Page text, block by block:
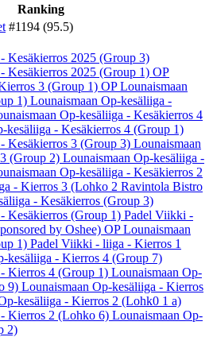
Ranking
#1194 (95.5)
Kesäkierros 2025 (Group 3)
Kesäkierros 2025 (Group 1) OP
3 (Group 1) OP Lounaismaan
1) Lounaismaan Op-kesäliiga -
Op-kesäliiga - Kesäkierros 4
kesäliiga - Kesäkierros 4 (Group 1)
Kesäkierros 3 (Group 3) Lounaismaan
(Group 2) Lounaismaan Op-kesäliiga -
Op-kesäliiga - Kesäkierros 2
- Kierros 3 (Lohko 2 Ravintola Bistro
- Kesäkierros (Group 3)
Kesäkierros (Group 1) Padel Viikki -
by Oshee) OP Lounaismaan
1) Padel Viikki - liiga - Kierros 1
kesäliiga - Kierros 4 (Group 7)
Kierros 4 (Group 1) Lounaismaan Op-
9) Lounaismaan Op-kesäliiga - Kierros
kesäliiga - Kierros 2 (Lohk0 1 a)
Kierros 2 (Lohko 6) Lounaismaan Op-
2)